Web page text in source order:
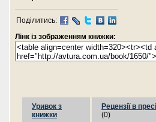
Поділитись:
Лінк із зображенням книжки:
Уривок з
книжки
Рецензії в пресі
(0)